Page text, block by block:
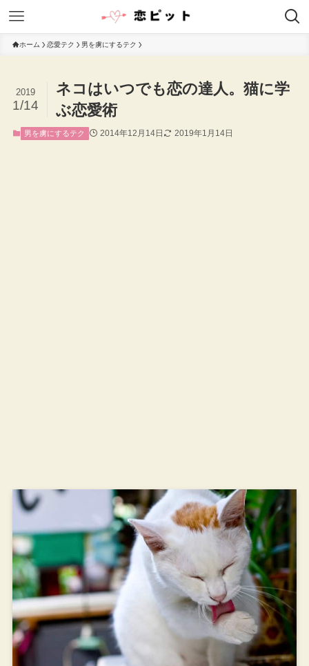
ホーム 恋愛テク 男を虜にするテク
ネコはいつでも恋の達人。猫に学
ぶ恋愛術
2019
1/14
男を虜にするテク 2014年12月14日 2019年1月14日